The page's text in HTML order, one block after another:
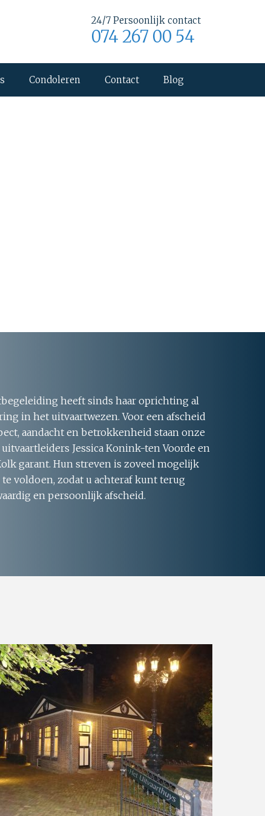
24/7 Persoonlijk contact
074 267 00 54
Condoleren Contact Blog
heeft sinds haar oprichting al
in het uitvaartwezen. Voor een afscheid
aandacht en betrokkenheid staan onze
Jessica Konink-ten Voorde en
garant. Hun streven is zoveel mogelijk
te voldoen, zodat u achteraf kunt terug
en persoonlijk afscheid.